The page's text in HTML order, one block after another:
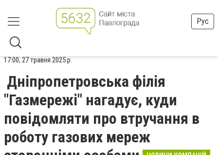
Рус
17:00, 27 травня 2025 р.
Дніпропетровська філія
"Газмережі" нагадує, куди
повідомляти про втручання в
роботу газових мереж